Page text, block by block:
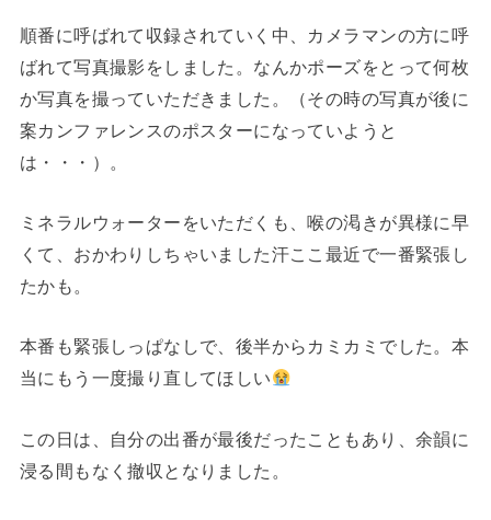
順番に呼ばれて収録されていく中、カメラマンの方に呼
ばれて写真撮影をしました。なんかポーズをとって何枚
か写真を撮っていただきました。（その時の写真が後に
案カンファレンスのポスターになっていようと
は・・・）。
ミネラルウォーターをいただくも、喉の渇きが異様に早
くて、おかわりしちゃいました汗ここ最近で一番緊張し
たかも。
本番も緊張しっぱなしで、後半からカミカミでした。本
当にもう一度撮り直してほしい
この日は、自分の出番が最後だったこともあり、余韻に
浸る間もなく撤収となりました。